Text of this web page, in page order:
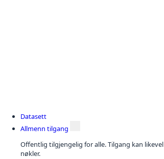
Datasett
Allmenn tilgang
Offentlig tilgjengelig for alle. Tilgang kan
nøkler.